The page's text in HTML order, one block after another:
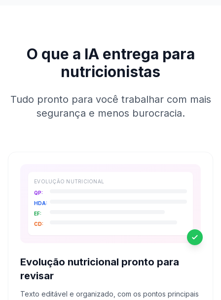
O que a IA entrega para
nutricionistas
Tudo pronto para você trabalhar com mais
segurança e menos burocracia.
EVOLUÇÃO NUTRICIONAL
QP:
HDA:
EF:
CD:
Evolução nutricional pronto para
revisar
Texto editável e organizado, com os pontos principais